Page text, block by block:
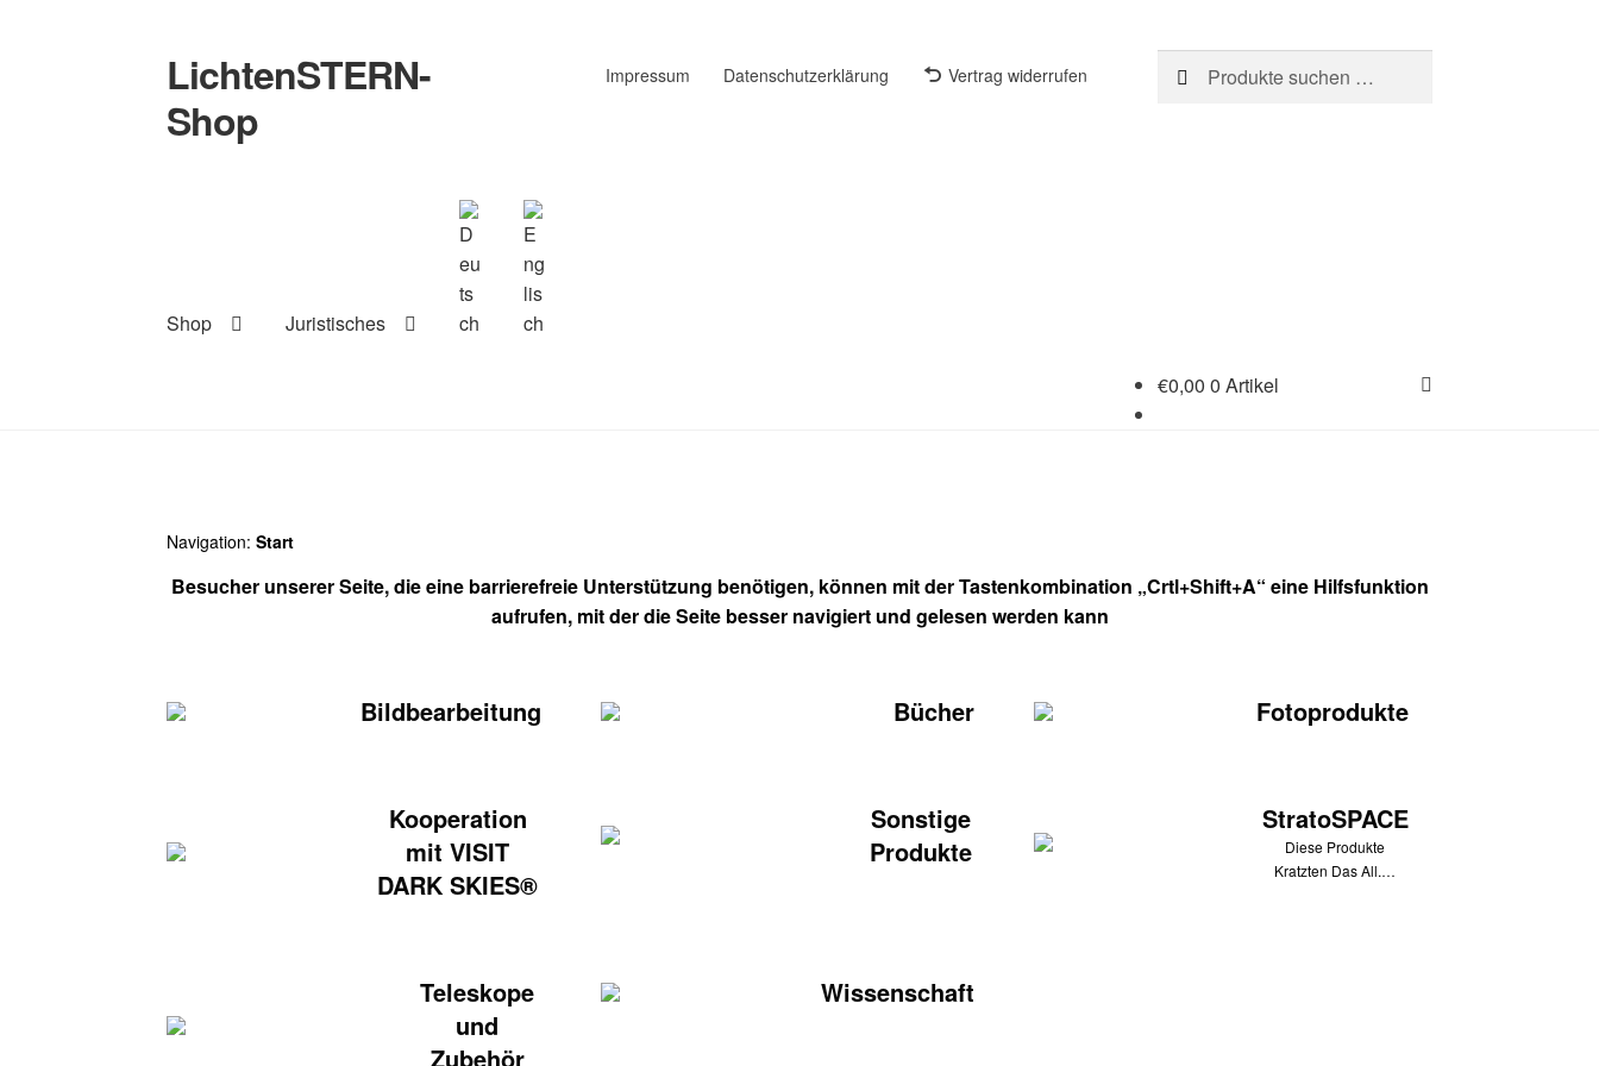
Zur
Navigation
springen
Zum
Inhalt
springen
LichtenSTERN-
Shop
Impressum Datenschutzerklärung Vertrag widerrufen
Suchen
nach:
Suchen
Shop Juristisches
€0,00 0 Artikel
Navigation:Start
Besucher unserer Seite, die eine barrierefreie Unterstützung benötigen, können mit der Tastenkombination „Crtl+Shift+A“ eine Hilfsfunktion
aufrufen, mit der die Seite besser navigiert und gelesen werden kann
Bildbearbeitung Bücher Fotoprodukte
Kooperation
mit VISIT
DARK SKIES®
Sonstige
Produkte
StratoSPACE
Diese Produkte
Kratzten Das All.…
Teleskope
und
Zubehör
Wissenschaft